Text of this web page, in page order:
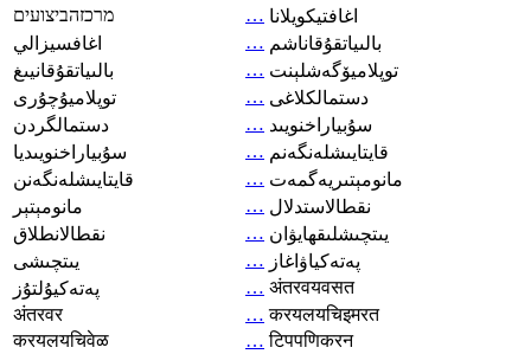
מרכזהביצועים
… اغافتيكويلانا
اغافسيزالي
… بالىياتقۇقاناشم
بالىياتقۇقانيىغ
… توپلاميۆگەشلېنت
توپلاميۇچۇرى
… دستمالکلاغی
دستمالگردن
… سۇبياراخنويىد
سۇبياراخنويىديا
… قايتايىشلەنگەنم
قايتايىشلەنگەنن
… مانومېتىريەگمەت
مانومېتېر
… نقطالاستدلال
نقطالانطلاق
… يىتچىشلىقھايۋان
يىتچىشى
… پەتەكياۋاغاز
پەتەكيۇلتۇز
… अंतरवयवसत
अंतरवर
… करयलयचिइमरत
करयलयचिवेळ
… टिपपणिकरन